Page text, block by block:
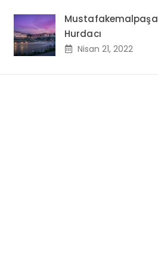
Mustafakemalpaşa
Hurdacı
Nisan 21, 2022